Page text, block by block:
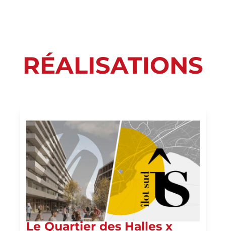
RÉALISATIONS
Le Quartier des Halles x